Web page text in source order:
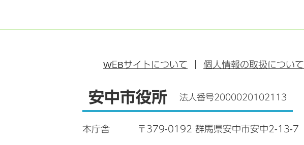
ク
WEBサイトについて 個人情報の取扱について
安中市役所 法人番号2000020102113
本庁舎 〒379-0192 群馬県安中市安中2-13-7